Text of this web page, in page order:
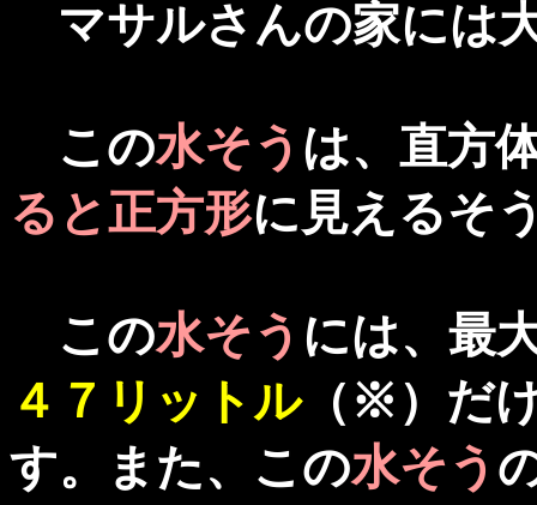
マサルさんの家には
この水そう は、直方
ると正方形に見えるそ
この水そう には、最
４７リットル（※）だ
す。また、この水そう